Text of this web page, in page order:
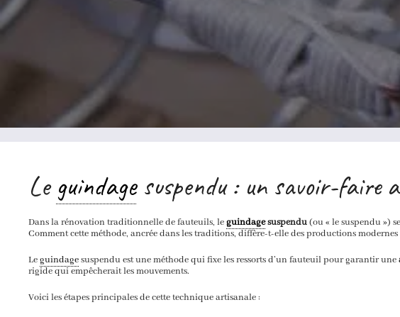
Le guindagesuspendu : un savoir-faire
Dans la rénovation traditionnelle de fauteuils, leguindagesuspendu(ou « le suspendu »)
Comment cette méthode, ancrée dans les traditions, diffère-t-elle des productions modernes
Leguindagesuspendu est une méthode qui fixe les ressorts d’un fauteuil pour garantir une
rigide qui empêcherait les mouvements.
Voici les étapes principales de cette technique artisanale :